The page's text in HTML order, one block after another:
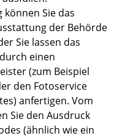
können Sie das
der Behörde
Sie lassen das
einen
(zum Beispiel
den Fotoservice
anfertigen. Vom
Sie den Ausdruck
(ähnlich wie ein